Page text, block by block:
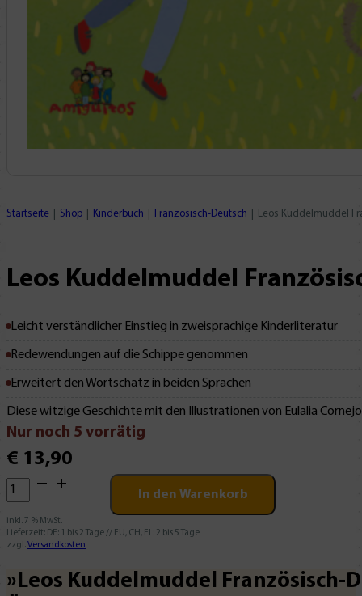
Startseite Shop Kinderbuch Französisch-Deutsch Leos Kuddelmuddel
Leos Kuddelmuddel
Leicht verständlicher Einstieg in zweisprachige Kinderliteratur
Redewendungen auf die Schippe genommen
Erweitert den Wortschatz in beiden Sprachen
Diese witzige Geschichte mit den Illustrationen von Eulalia
Nur noch 5 vorrätig
€ 13,90
Leos
Kuddelmuddel
Französisch-
Deutsch
In den Warenkorb
inkl. 7 % MwSt.
Lieferzeit: DE: 1 bis 2 Tage // EU, CH, FL: 2 bis 5 Tage
zzgl.Versandkosten
»Leos Kuddelmuddel Französisch-